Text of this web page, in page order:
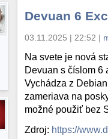
Devuan 6
03.11.2025 | 22:52 |
Na svete je nová
Devuan s číslom 6
Vychádza z
zameriava na
možné použiť bez
Zdroj: https://